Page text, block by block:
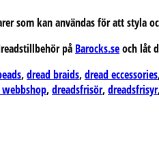
som kan användas för att
på Barocks.seoch låt
,dread braids,dread eccessories
,dreadsfrisör,dreadsfrisyr